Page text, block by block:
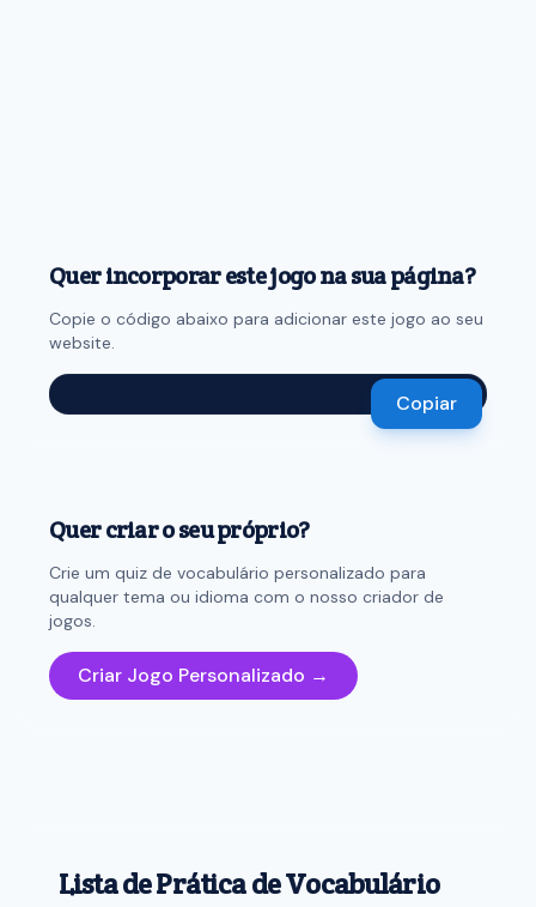
Quer incorporar este jogo na sua página?
Copie o código abaixo para adicionar este jogo ao seu
website.
Copiar
Quer criar o seu próprio?
Crie um quiz de vocabulário personalizado para
qualquer tema ou idioma com o nosso criador de
jogos.
Criar Jogo Personalizado →
Lista de Prática de Vocabulário